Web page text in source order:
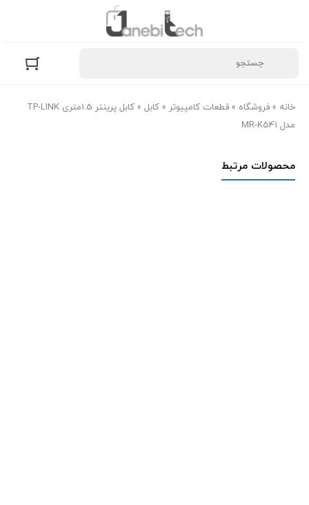
خانه » فروشگاه » قطعات کامپیوتر » کابل »
کابل پرینتر 1.5متری TP-LINK
مدل MR-K541
محصولات مرتبط